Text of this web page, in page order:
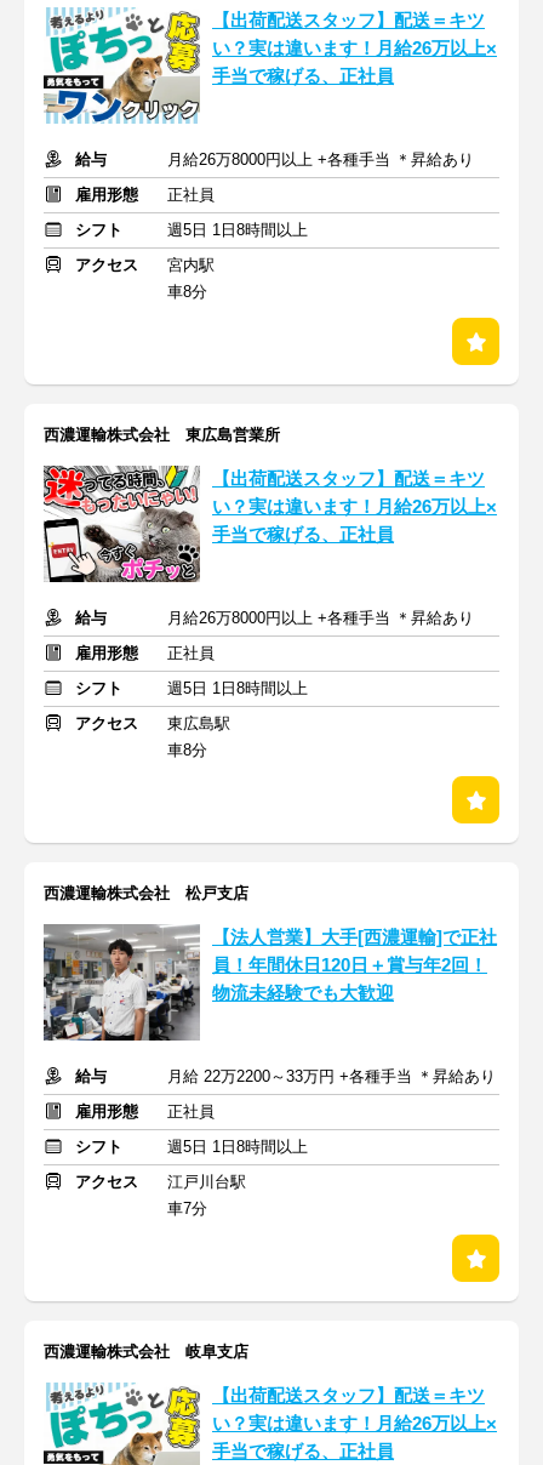
【出荷配送スタッフ】配送＝キツ
い？実は違います！月給26万以上×
手当で稼げる、正社員
給与
月給26万8000円以上 +各種手当 ＊昇給あり
雇用形態
正社員
シフト
週5日 1日8時間以上
アクセス
宮内駅
車8分
西濃運輸株式会社 東広島営業所
【出荷配送スタッフ】配送＝キツ
い？実は違います！月給26万以上×
手当で稼げる、正社員
給与
月給26万8000円以上 +各種手当 ＊昇給あり
雇用形態
正社員
シフト
週5日 1日8時間以上
アクセス
東広島駅
車8分
西濃運輸株式会社 松戸支店
【法人営業】大手[西濃運輸]で正社
員！年間休日120日＋賞与年2回！
物流未経験でも大歓迎
給与
月給 22万2200～33万円 +各種手当 ＊昇給あり
雇用形態
正社員
シフト
週5日 1日8時間以上
アクセス
江戸川台駅
車7分
西濃運輸株式会社 岐阜支店
【出荷配送スタッフ】配送＝キツ
い？実は違います！月給26万以上×
手当で稼げる、正社員